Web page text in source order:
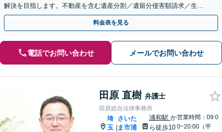
解決を目指します。不動産を含む遺産分割／遺留分侵害額請求／生前
対策を全面的にサポート【完全個室】【大宮駅3分】
料金表を見る
電話でお問い合わせ メールでお問い合わせ
田原 直樹 弁護士
田原総合法律事務所
埼
玉 |
さいた
ま市浦
浦和駅 か
ら徒歩10
営業時間：09:0
0~20:00（平